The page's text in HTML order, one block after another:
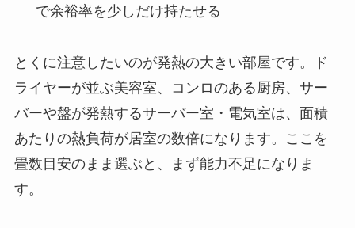
で余裕率を少しだけ持たせる
とくに注意したいのが発熱の大きい部屋です。ド
ライヤーが並ぶ美容室、コンロのある厨房、サー
バーや盤が発熱するサーバー室・電気室は、面積
あたりの熱負荷が居室の数倍になります。ここを
畳数目安のまま選ぶと、まず能力不足になりま
す。